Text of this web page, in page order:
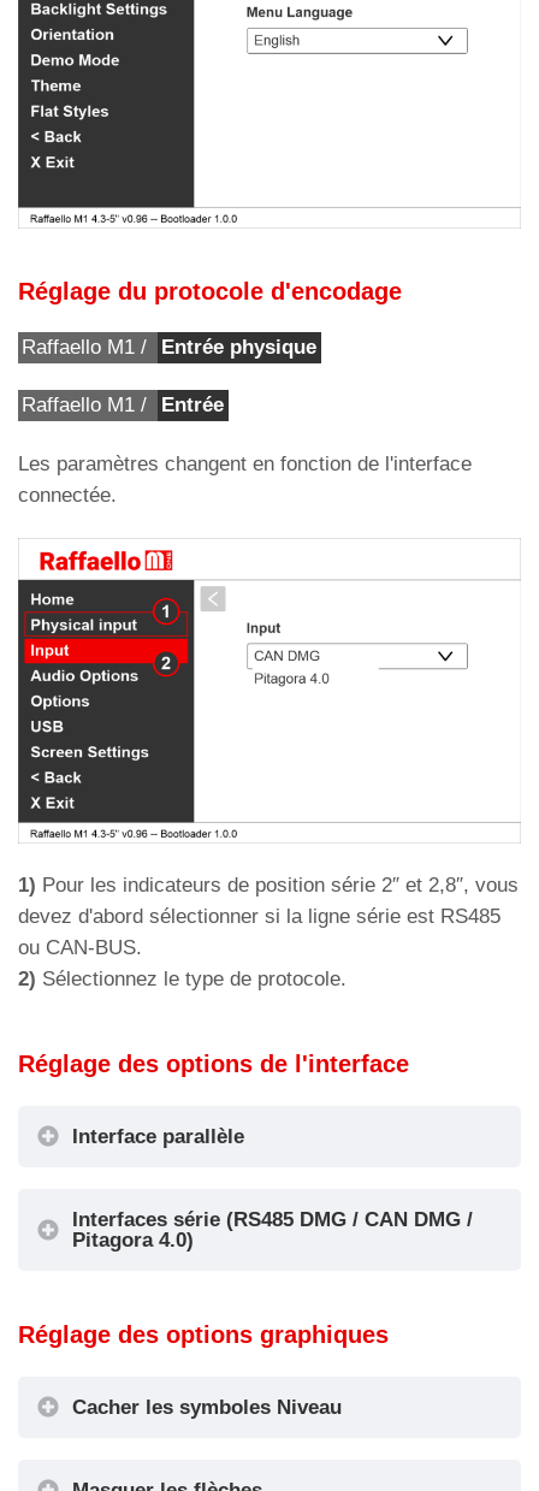
Réglage du protocole d'encodage
Raffaello M1 / Entrée physique
Raffaello M1 / Entrée
Les paramètres changent en fonction de l'interface
connectée.
1) Pour les indicateurs de position série 2″ et 2,8″, vous
devez d'abord sélectionner si la ligne série est RS485
ou CAN-BUS.
2) Sélectionnez le type de protocole.
Réglage des options de l'interface
Interface parallèle
Réglage de Raffaello comme indicateur de
cabine d'ascenseur ou niveau
Configuration de l'affichage
Interfaces série (RS485 DMG / CAN DMG /
Pitagora 4.0)
cabine d'ascenseur ou niveau
Réglage des options graphiques
Cacher les symboles Niveau